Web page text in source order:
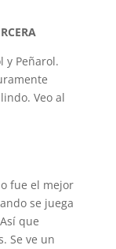
y Peñarol.
Veo al
fue el mejor
se juega
que
Se ve un